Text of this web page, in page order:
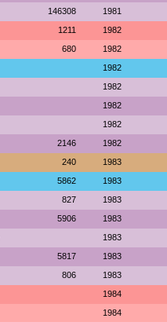
146308 1981
1211 1982
680 1982
1982
1982
1982
1982
2146 1982
240 1983
5862 1983
827 1983
5906 1983
1983
5817 1983
806 1983
1984
1984